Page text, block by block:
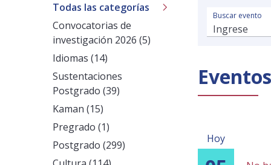
Todas las categorías
Convocatorias de
investigación 2026 (5)
Idiomas (14)
Sustentaciones
Postgrado (39)
Kaman (15)
Pregrado (1)
Postgrado (299)
Buscar evento
Eventos
Hoy